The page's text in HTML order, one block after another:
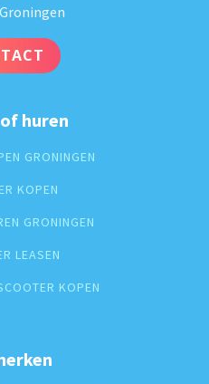
huren
GRONINGEN
KOPEN
GRONINGEN
LEASEN
KOPEN